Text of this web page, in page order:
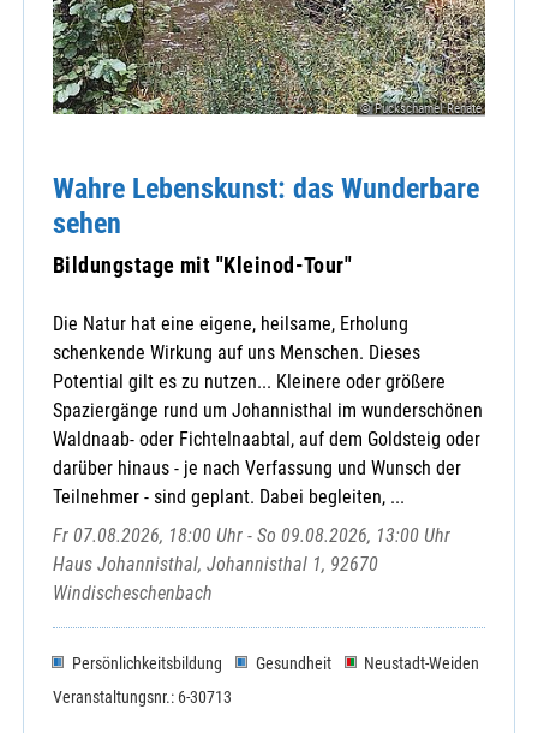
© Puckschamel Renate
Wahre Lebenskunst: das Wunderbare
sehen
Bildungstage mit "Kleinod-Tour"
Die Natur hat eine eigene, heilsame, Erholung
schenkende Wirkung auf uns Menschen. Dieses
Potential gilt es zu nutzen... Kleinere oder größere
Spaziergänge rund um Johannisthal im wunderschönen
Waldnaab- oder Fichtelnaabtal, auf dem Goldsteig oder
darüber hinaus - je nach Verfassung und Wunsch der
Teilnehmer - sind geplant. Dabei begleiten, ...
Fr 07.08.2026, 18:00 Uhr - So 09.08.2026, 13:00 Uhr
Haus Johannisthal, Johannisthal 1, 92670
Windischeschenbach
Persönlichkeitsbildung Gesundheit
Neustadt-Weiden
Veranstaltungsnr.: 6-30713